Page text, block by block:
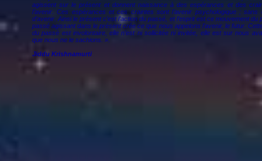
agissent sur le présent et donnent naissance à des espérances et des
l’avenir. Ces espérances et ces craintes sont l’avenir psychologique ; sans
d’avenir. Ainsi le présent c’est l’action du passé, et l’esprit est ce mouvement du
passé agissant dans le présent crée ce que nous appelons l’avenir, le futur.
du passé est involontaire, elle n’est ni sollicitée ni invitée, elle est sur nous
que nous ne le sachions. ».
Jiddu Krishnamurti